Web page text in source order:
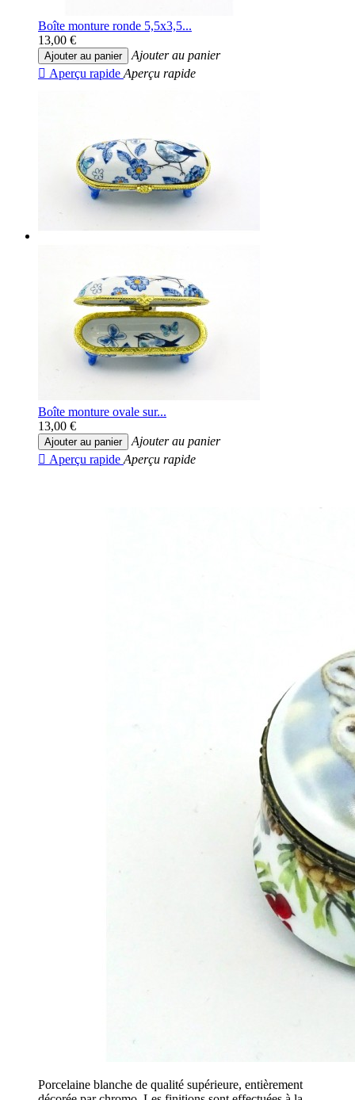
Boîte monture ronde 5,5x3,5...
13,00 €
Ajouter au panier
Ajouter au panier
 Aperçu rapide Aperçu rapide
Boîte monture ovale sur...
13,00 €
Ajouter au panier
Ajouter au panier
 Aperçu rapide Aperçu rapide
Porcelaine blanche de qualité supérieure, entièrement